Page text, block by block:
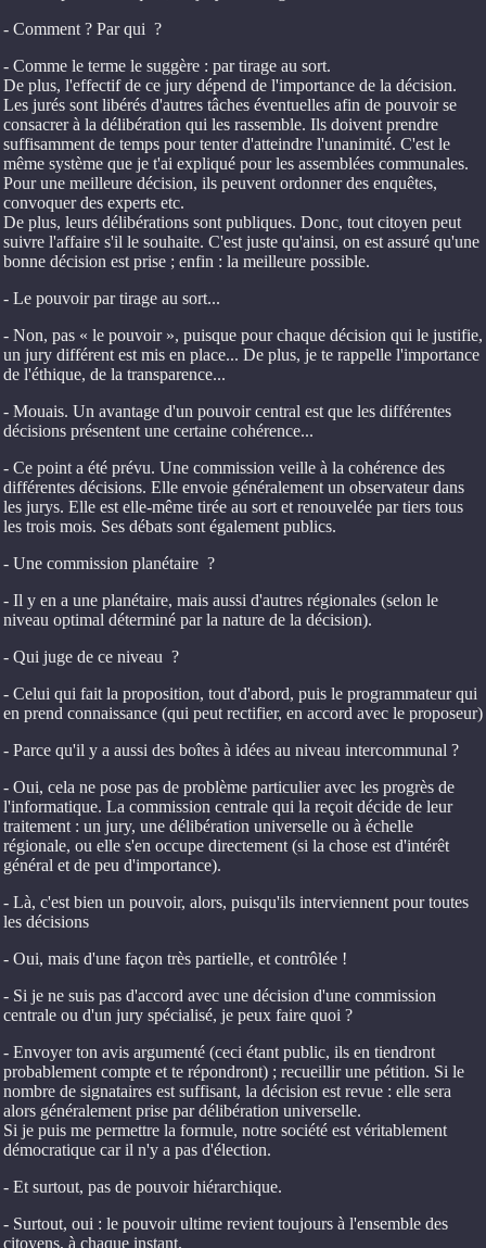
- Comment ? Par qui ?
- Comme le terme le suggère : par tirage au sort.
De plus, l'effectif de ce jury dépend de l'importance de la décision.
Les jurés sont libérés d'autres tâches éventuelles afin de pouvoir se
consacrer à la délibération qui les rassemble. Ils doivent prendre
suffisamment de temps pour tenter d'atteindre l'unanimité. C'est le
même système que je t'ai expliqué pour les assemblées communales.
Pour une meilleure décision, ils peuvent ordonner des enquêtes,
convoquer des experts etc.
De plus, leurs délibérations sont publiques. Donc, tout citoyen peut
suivre l'affaire s'il le souhaite. C'est juste qu'ainsi, on est assuré qu'une
bonne décision est prise ; enfin : la meilleure possible.
- Le pouvoir par tirage au sort...
- Non, pas « le pouvoir », puisque pour chaque décision qui le justifie,
un jury différent est mis en place... De plus, je te rappelle l'importance
de l'éthique, de la transparence...
- Mouais. Un avantage d'un pouvoir central est que les différentes
décisions présentent une certaine cohérence...
- Ce point a été prévu. Une commission veille à la cohérence des
différentes décisions. Elle envoie généralement un observateur dans
les jurys. Elle est elle-même tirée au sort et renouvelée par tiers tous
les trois mois. Ses débats sont également publics.
- Une commission planétaire ?
- Il y en a une planétaire, mais aussi d'autres régionales (selon le
niveau optimal déterminé par la nature de la décision).
- Qui juge de ce niveau ?
- Celui qui fait la proposition, tout d'abord, puis le programmateur qui
en prend connaissance (qui peut rectifier, en accord avec le proposeur)
- Parce qu'il y a aussi des boîtes à idées au niveau intercommunal ?
- Oui, cela ne pose pas de problème particulier avec les progrès de
l'informatique. La commission centrale qui la reçoit décide de leur
traitement : un jury, une délibération universelle ou à échelle
régionale, ou elle s'en occupe directement (si la chose est d'intérêt
général et de peu d'importance).
- Là, c'est bien un pouvoir, alors, puisqu'ils interviennent pour toutes
les décisions
- Oui, mais d'une façon très partielle, et contrôlée !
- Si je ne suis pas d'accord avec une décision d'une commission
centrale ou d'un jury spécialisé, je peux faire quoi ?
- Envoyer ton avis argumenté (ceci étant public, ils en tiendront
probablement compte et te répondront) ; recueillir une pétition. Si le
nombre de signataires est suffisant, la décision est revue : elle sera
alors généralement prise par délibération universelle.
Si je puis me permettre la formule, notre société est véritablement
démocratique car il n'y a pas d'élection.
- Et surtout, pas de pouvoir hiérarchique.
- Surtout, oui : le pouvoir ultime revient toujours à l'ensemble des
citoyens, à chaque instant.